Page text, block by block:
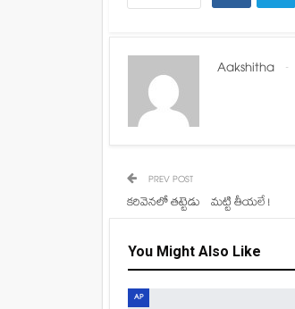
Aakshitha
PREV POST
కరివెనలో తట్టెడు మట్టి తీయలే !
You Might Also Like
AP